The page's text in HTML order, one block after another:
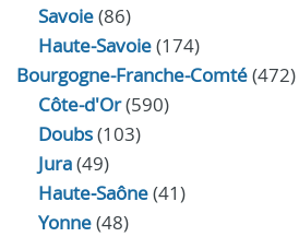
Savoie(86)
Haute-Savoie(174)
Bourgogne-Franche-Comté(472)
Côte-d'Or(590)
Doubs(103)
Jura(49)
Haute‑Saône(41)
Yonne(48)